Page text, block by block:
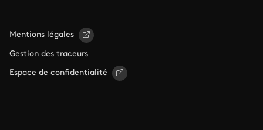
Mentions légales
Gestion des traceurs
Espace de confidentialité